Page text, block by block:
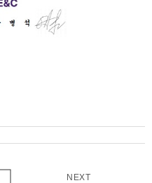
NEXT